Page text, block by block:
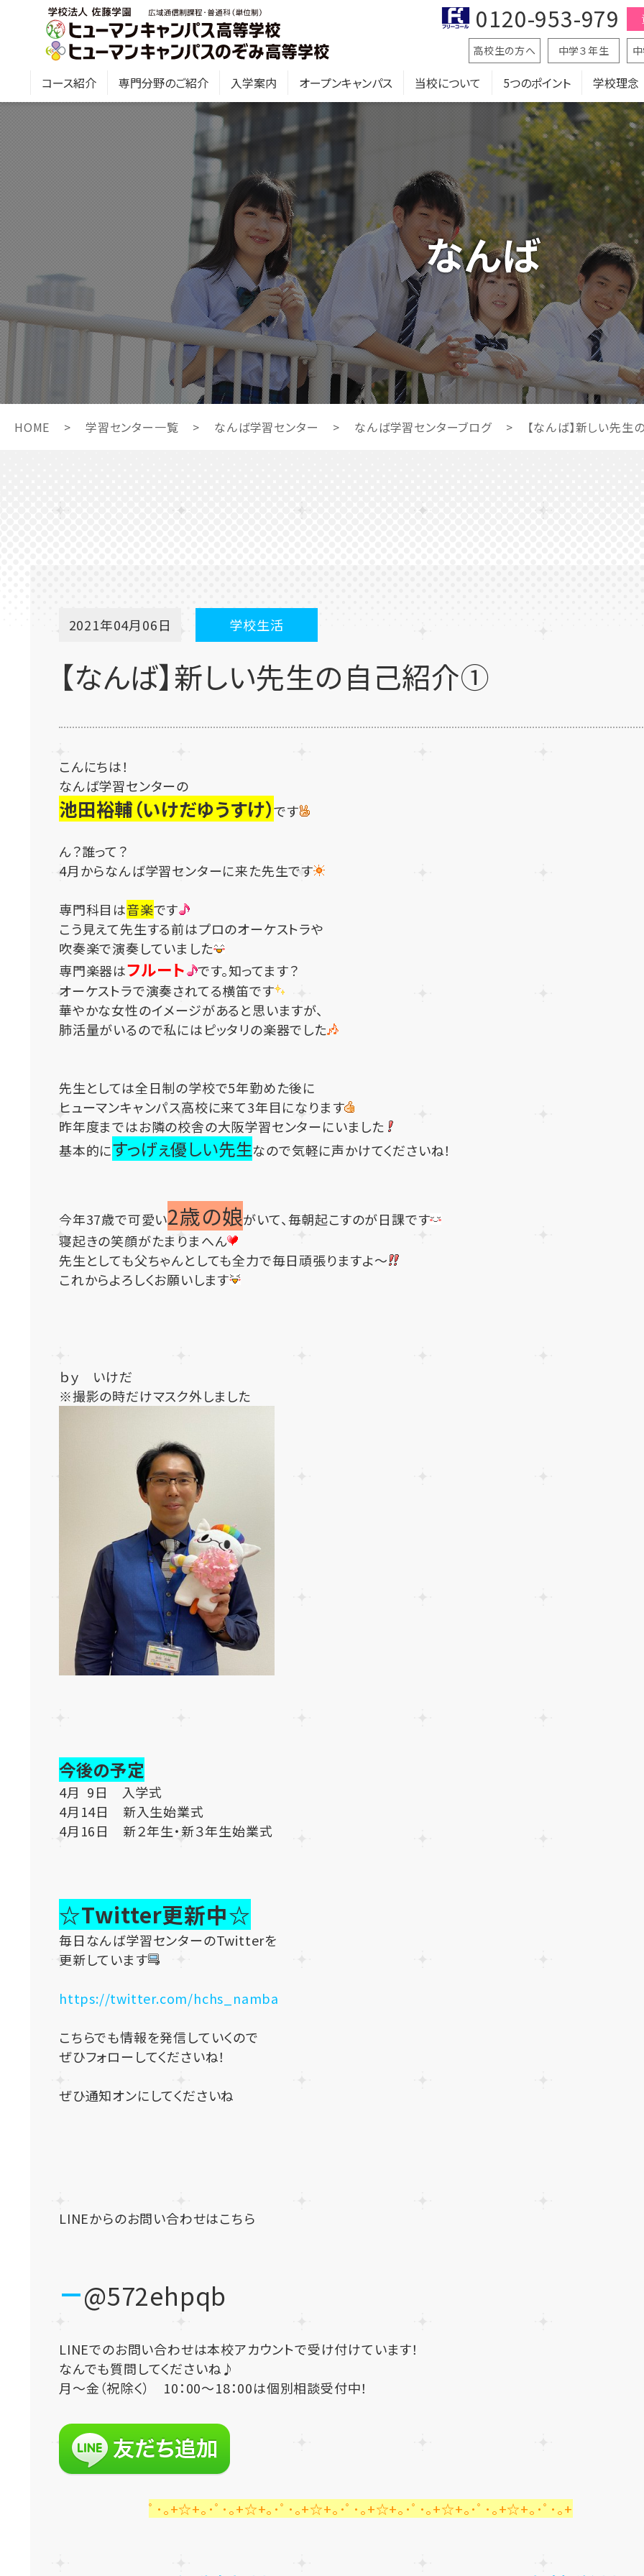
コース紹介 専門分野のご紹介 入学案内 オープンキャンパス 当校について 5つのポイント 学校理念
高校生の方へ 中学３年生
0120-953-979
なんば
HOME > 学習センター一覧 > なんば学習センター > なんば学習センターブログ > 【なんば】新しい先
2021年04月06日 学校生活
【なんば】新しい先生の自己紹介①
こんにちは！
なんば学習センターの
池田裕輔（いけだゆうすけ）です
ん？誰って？
4月からなんば学習センターに来た先生です
専門科目は音楽です
こう見えて先生する前はプロのオーケストラや
吹奏楽で演奏していました
専門楽器はフルート
です。知ってます？
オーケストラで演奏されてる横笛です
華やかな女性のイメージがあると思いますが、
肺活量がいるので私にはピッタリの楽器でした
先生としては全日制の学校で5年勤めた後に
ヒューマンキャンパス高校に来て3年目になります
昨年度まではお隣の校舎の大阪学習センターにいました
基本的にすっげぇ優しい先生なので気軽に声かけてくださいね！
今年37歳で可愛い2歳の娘がいて、毎朝起こすのが日課です
寝起きの笑顔がたまりまへん
先生としても父ちゃんとしても全力で毎日頑張りますよ～
これからよろしくお願いします
ｂｙ いけだ
※撮影の時だけマスク外しました
今後の予定
4月 9日 入学式
4月14日 新入生始業式
4月16日 新２年生・新３年生始業式
☆Twitter更新中☆
毎日なんば学習センターのTwitterを
更新しています
https://twitter.com/hchs_namba
こちらでも情報を発信していくので
ぜひフォローしてくださいね！
ぜひ通知オンにしてくださいね
LINEからのお問い合わせはこちら
@572ehpqb
LINEでのお問い合わせは本校アカウントで受け付けています！
なんでも質問してくださいね♪
月～金（祝除く） 10：00～18：00は個別相談受付中！
ﾟ･｡+☆+｡･ﾟ･｡+☆+｡･ﾟ･｡+☆+｡･ﾟ･｡+☆+｡･ﾟ･｡+☆+｡･ﾟ･｡+☆+｡･ﾟ･｡+